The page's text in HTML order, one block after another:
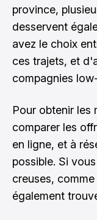
province,
desservent
avez le choix
ces trajets, et
compagnies
Pour obtenir les
comparer les
en ligne, et à
possible. Si
creuses,
également